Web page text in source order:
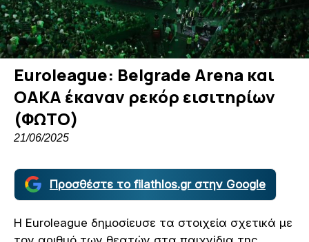
Euroleague: Belgrade Arena και
ΟΑΚΑ έκαναν ρεκόρ εισιτηρίων
(ΦΩΤΟ)
21/06/2025
Προσθέστε το filathlos.gr στην Google
Η Euroleague δημοσίευσε τα στοιχεία σχετικά με